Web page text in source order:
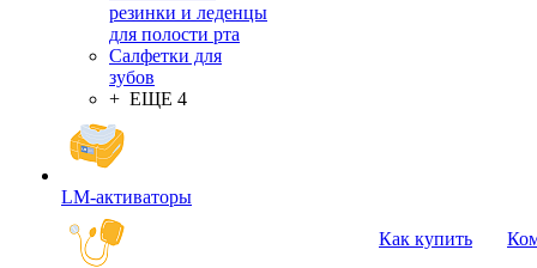
резинки и леденцы
для полости рта
Салфетки для
зубов
+ ЕЩЕ 4
LM-активаторы
Как купить